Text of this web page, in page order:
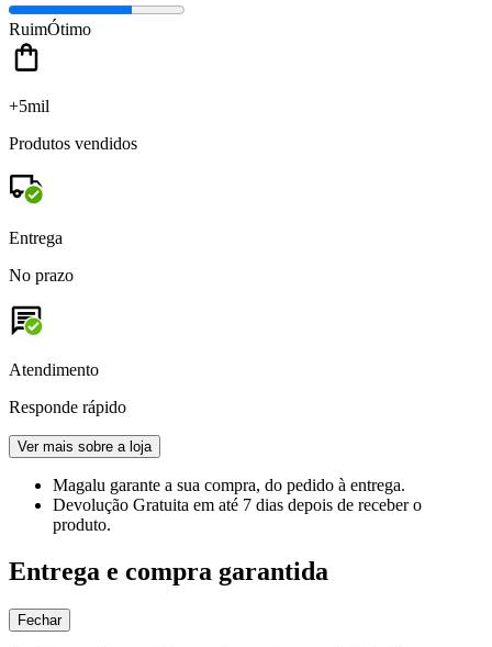
RuimÓtimo
+5mil
Produtos vendidos
Entrega
No prazo
Atendimento
Responde rápido
Ver mais sobre a loja
Magalu garante a sua compra, do pedido à entrega.
Devolução Gratuita em até 7 dias depois de receber o
produto.
Entrega e compra garantida
Fechar